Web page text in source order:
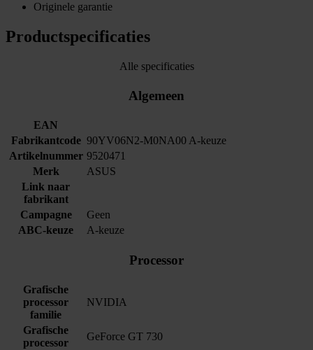
Originele garantie
Productspecificaties
Alle specificaties
Algemeen
EAN
Fabrikantcode 90YV06N2-M0NA00 A-keuze
Artikelnummer 9520471
Merk
ASUS
Link naar
fabrikant
Campagne
Geen
ABC-keuze
A-keuze
Processor
Grafische
processor
familie
NVIDIA
Grafische
processor
GeForce GT 730